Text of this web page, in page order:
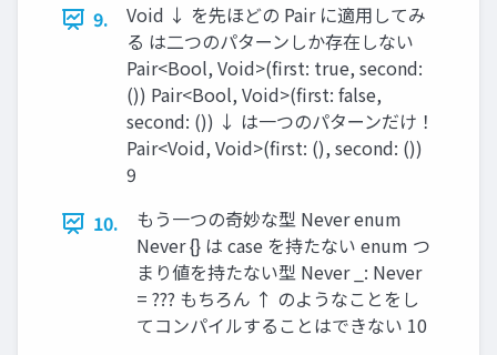
9.
Void ↓ を先ほどの Pair に適⽤してみ
る は⼆つのパターンしか存在しない
Pair<Bool, Void>(first: true, second:
()) Pair<Bool, Void>(first: false,
second: ()) ↓ は⼀つのパターンだけ！
Pair<Void, Void>(first: (), second: ())
9
10.
もう⼀つの奇妙な型 Never enum
Never {} は case を持たない enum つ
まり値を持たない型 Never _: Never
= ??? もちろん ↑ のようなことをし
てコンパイルすることはできない 10